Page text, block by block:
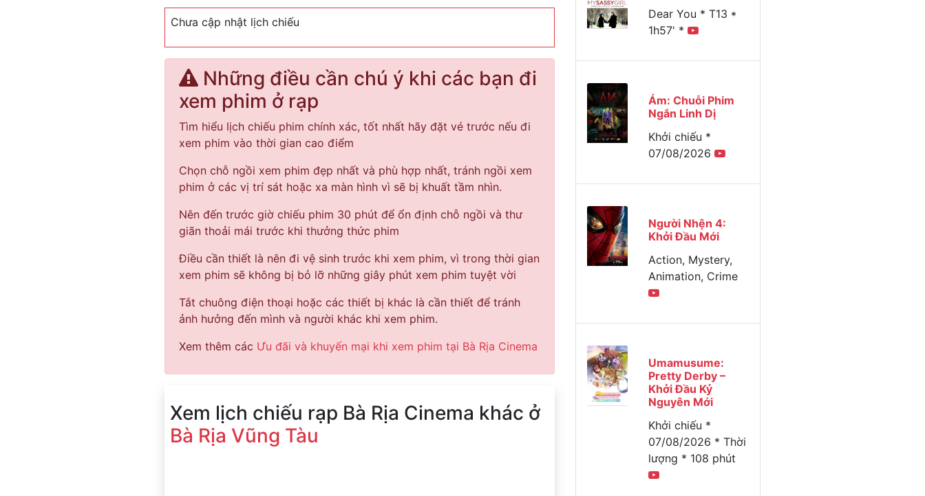
Chưa cập nhật lịch chiếu
Những điều cần chú ý khi các bạn đi
xem phim ở rạp
Tìm hiểu lịch chiếu phim chính xác, tốt nhất hãy đặt vé trước nếu đi
xem phim vào thời gian cao điểm
Chọn chỗ ngồi xem phim đẹp nhất và phù hợp nhất, tránh ngồi xem
phim ở các vị trí sát hoặc xa màn hình vì sẽ bị khuất tầm nhìn.
Nên đến trước giờ chiếu phim 30 phút để ổn định chỗ ngồi và thư
giãn thoải mái trước khi thưởng thức phim
Điều cần thiết là nên đi vệ sinh trước khi xem phim, vì trong thời gian
xem phim sẽ không bị bỏ lỡ những giây phút xem phim tuyệt vời
Tắt chuông điện thoại hoặc các thiết bị khác là cần thiết để tránh
ảnh hưởng đến mình và người khác khi xem phim.
Xem thêm các Ưu đãi và khuyến mại khi xem phim tại Bà Rịa Cinema
Xem lịch chiếu rạp Bà Rịa Cinema khác ở
Bà Rịa Vũng Tàu
Dear You * T13 *
1h57' *
Ám: Chuỗi Phim
Ngắn Linh Dị
Khởi chiếu *
07/08/2026
Người Nhện 4:
Khởi Đầu Mới
Action, Mystery,
Animation, Crime
Umamusume:
Pretty Derby –
Khởi Đầu Kỷ
Nguyên Mới
Khởi chiếu *
07/08/2026 * Thời
lượng * 108 phút